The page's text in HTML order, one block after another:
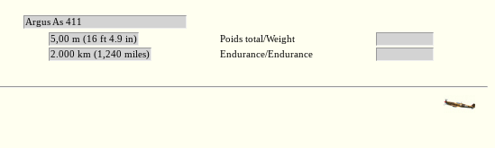
Argus As 411
5,00 m (16 ft 4.9 in)
Poids total/Weight
2.000 km (1,240 miles) Endurance/Endurance